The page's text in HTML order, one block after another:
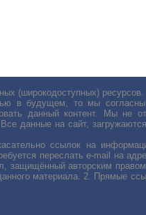
(широкодоступных)
в будущем, то мы согласны
данный контент. Мы не
данные на сайт,
ссылок на
переслать е-mail на
защищённый авторским
материала. 2. Прямые